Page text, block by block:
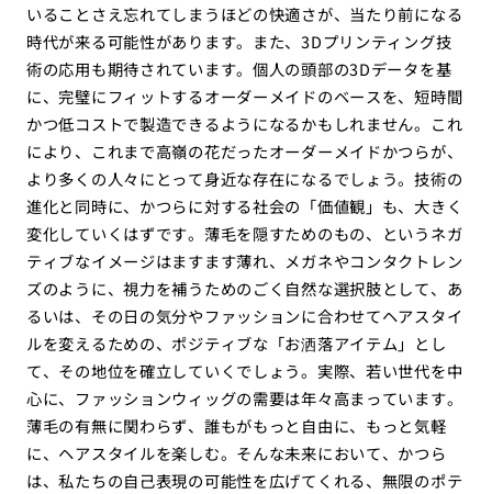
いることさえ忘れてしまうほどの快適さが、当たり前になる
時代が来る可能性があります。また、3Dプリンティング技
術の応用も期待されています。個人の頭部の3Dデータを基
に、完璧にフィットするオーダーメイドのベースを、短時間
かつ低コストで製造できるようになるかもしれません。これ
により、これまで高嶺の花だったオーダーメイドかつらが、
より多くの人々にとって身近な存在になるでしょう。技術の
進化と同時に、かつらに対する社会の「価値観」も、大きく
変化していくはずです。薄毛を隠すためのもの、というネガ
ティブなイメージはますます薄れ、メガネやコンタクトレン
ズのように、視力を補うためのごく自然な選択肢として、あ
るいは、その日の気分やファッションに合わせてヘアスタイ
ルを変えるための、ポジティブな「お洒落アイテム」とし
て、その地位を確立していくでしょう。実際、若い世代を中
心に、ファッションウィッグの需要は年々高まっています。
薄毛の有無に関わらず、誰もがもっと自由に、もっと気軽
に、ヘアスタイルを楽しむ。そんな未来において、かつら
は、私たちの自己表現の可能性を広げてくれる、無限のポテ